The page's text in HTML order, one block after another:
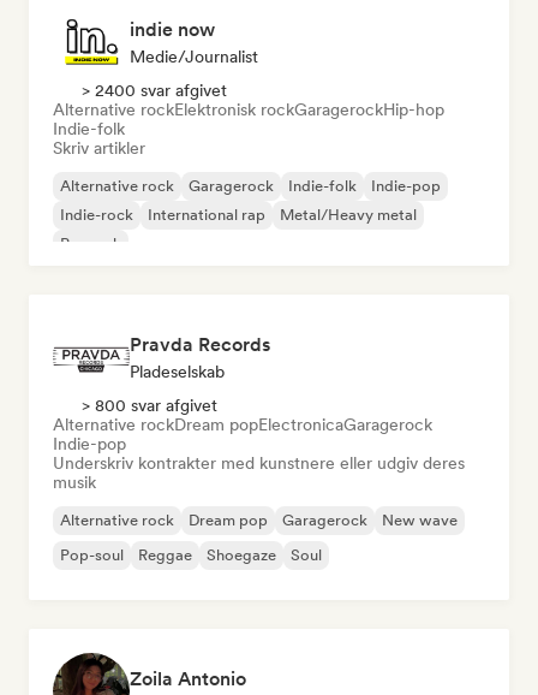
indie now
Medie/journalist
> 2400 svar afgivet
Alternative rockElektronisk rockGaragerockHip-hop
Indie-folk
Skriv artikler
Alternative rock Garagerock Indie-folk
Indie-pop
Indie-rock
International rap
Metal/Heavy metal
Poprock
Pravda Records
Pladeselskab
> 800 svar afgivet
Alternative rockDream popElectronicaGaragerock
Indie-pop
Underskriv kontrakter med kunstnere eller udgiv deres
musik
Alternative rock Dream pop Garagerock
New wave
Pop-soul
Reggae Shoegaze Soul
Zoila Antonio